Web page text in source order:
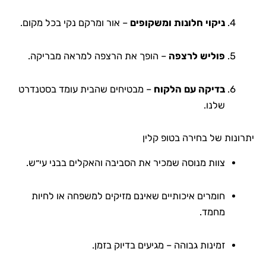
ניקוי חלונות ומשקופים – אור ומרקם נקי בכל מקום.
פוליש לרצפה – הופך את הרצפה למראה מבריקה.
בדיקה עם הלקוח – מבטיחים שהבית עומד בסטנדרט
שלנו.
יתרונות של בחירה בטופ קלין
צוות מנוסה שמכיר את הסביבה והאקלים בבני עי״ש.
חומרים איכותיים שאינם מזיקים למשפחה או לחיות
מחמד.
זמינות גבוהה – מגיעים בדיוק בזמן.